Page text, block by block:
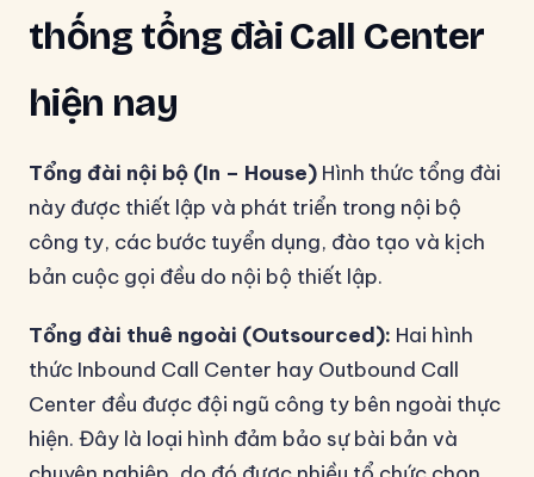
thống tổng đài Call Center
hiện nay
Tổng đài nội bộ (In – House) Hình thức tổng đài
này được thiết lập và phát triển trong nội bộ
công ty, các bước tuyển dụng, đào tạo và kịch
bản cuộc gọi đều do nội bộ thiết lập.
Tổng đài thuê ngoài (Outsourced): Hai hình
thức Inbound Call Center hay Outbound Call
Center đều được đội ngũ công ty bên ngoài thực
hiện. Đây là loại hình đảm bảo sự bài bản và